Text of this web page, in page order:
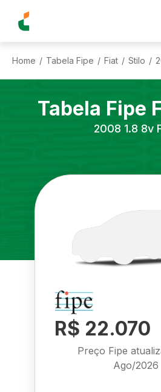
Home / Tabela Fipe / Fiat / Stilo /
Tabela Fipe
2008 1.8 8v
R$ 22.070
Preço Fipe
Ago/2026